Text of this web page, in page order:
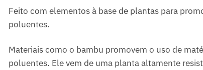
Feito com elementos à base de plantas para
poluentes.
Materiais como o bambu promovem o uso de
poluentes. Ele vem de uma planta altamente